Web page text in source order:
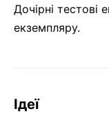
Дочірні тестові
екземпляру.
Ідеї